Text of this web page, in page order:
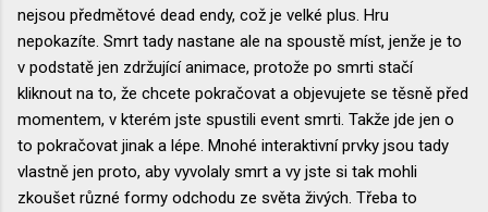
nejsou předmětové dead endy, což je velké plus. Hru
nepokazíte. Smrt tady nastane ale na spoustě míst, jenže je to
v podstatě jen zdržující animace, protože po smrti stačí
kliknout na to, že chcete pokračovat a objevujete se těsně před
momentem, v kterém jste spustili event smrti. Takže jde jen o
to pokračovat jinak a lépe. Mnohé interaktivní prvky jsou tady
vlastně jen proto, aby vyvolaly smrt a vy jste si tak mohli
zkoušet různé formy odchodu ze světa živých. Třeba to